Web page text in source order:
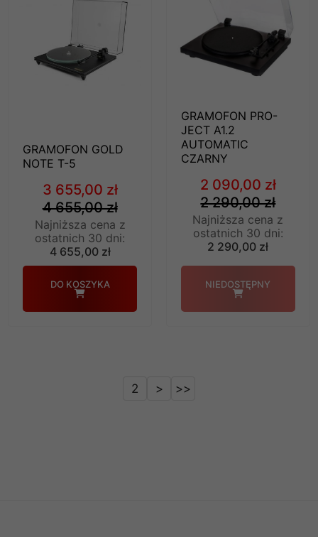
GRAMOFON GOLD
NOTE T-5
3 655,00 zł
4 655,00 zł
Najniższa cena z
ostatnich 30 dni:
4 655,00 zł
DO KOSZYKA
GRAMOFON PRO-
JECT A1.2
AUTOMATIC
CZARNY
2 090,00 zł
2 290,00 zł
Najniższa cena z
ostatnich 30 dni:
2 290,00 zł
2 > >>